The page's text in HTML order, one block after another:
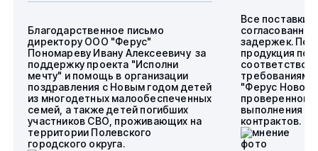
Благодарственное письмо
директору ООО "Ферус"
Пономареву Ивану Алексеевичу за
поддержку проекта "Исполни
мечту" и помощь в организации
поздравления с Новым годом детей
из многодетных малообеспеченных
семей, а также детей погибших
участников СВО, проживающих на
территории Полевского
городского округа.
Все поставки
задержек.
продукция
требованиям.
"Ферус
проверенного
выполнения
контрактов.